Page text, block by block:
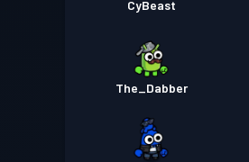
CyBeast
The_Dabber